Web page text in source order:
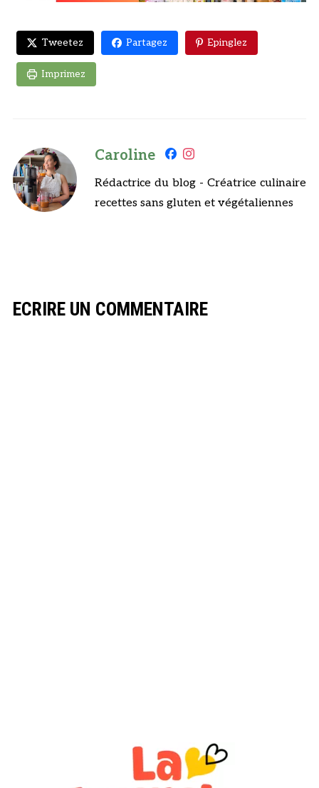
Tweetez Partagez Epinglez
Imprimez
Caroline
Rédactrice du blog - Créatrice culinaire
recettes sans gluten et végétaliennes
ECRIRE UN COMMENTAIRE